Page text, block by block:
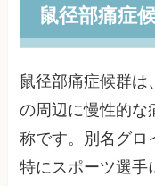
鼠径部痛症
鼠径部痛症候群は
の周辺に慢性的な
称です。別名グロ
特にスポーツ選手